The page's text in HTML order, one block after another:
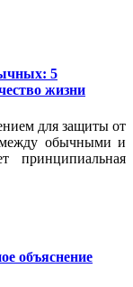
5
жизни
для защиты от
обычными и
принципиальная
объяснение